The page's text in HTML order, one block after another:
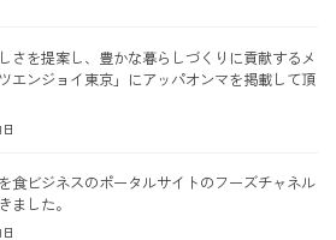
さを提案し、豊かな暮らしづくりに貢献するメ
エンジョイ東京」にアッパオンマを掲載して頂
食ビジネスのポータルサイトのフーズチャネル
ました。